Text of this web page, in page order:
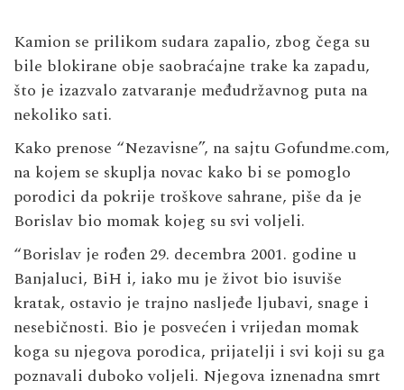
Kamion se prilikom sudara zapalio, zbog čega su
bile blokirane obje saobraćajne trake ka zapadu,
što je izazvalo zatvaranje međudržavnog puta na
nekoliko sati.
Kako prenose “Nezavisne”, na sajtu Gofundme.com,
na kojem se skuplja novac kako bi se pomoglo
porodici da pokrije troškove sahrane, piše da je
Borislav bio momak kojeg su svi voljeli.
“Borislav je rođen 29. decembra 2001. godine u
Banjaluci, BiH i, iako mu je život bio isuviše
kratak, ostavio je trajno nasljeđe ljubavi, snage i
nesebičnosti. Bio je posvećen i vrijedan momak
koga su njegova porodica, prijatelji i svi koji su ga
poznavali duboko voljeli. Njegova iznenadna smrt